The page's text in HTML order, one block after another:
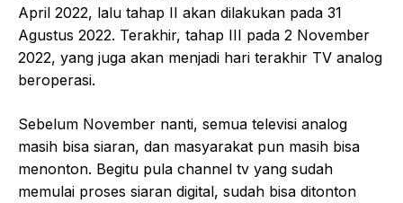
April 2022, lalu tahap II akan dilakukan pada 31
Agustus 2022. Terakhir, tahap III pada 2 November
2022, yang juga akan menjadi hari terakhir TV analog
beroperasi.
Sebelum November nanti, semua televisi analog
masih bisa siaran, dan masyarakat pun masih bisa
menonton. Begitu pula channel tv yang sudah
memulai proses siaran digital, sudah bisa ditonton